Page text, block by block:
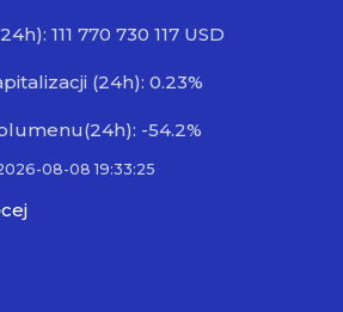
111 770 730 117 USD
(24h): 0.23%
-54.2%
08-08 19:33:25